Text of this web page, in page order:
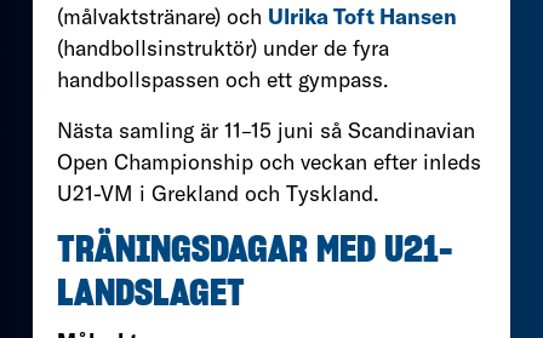
(målvaktstränare) och Ulrika Toft Hansen
(handbollsinstruktör) under de fyra
handbollspassen och ett gympass.
Nästa samling är 11–15 juni så Scandinavian
Open Championship och veckan efter inleds
U21-VM i Grekland och Tyskland.
TRÄNINGSDAGAR MED U21-
LANDSLAGET